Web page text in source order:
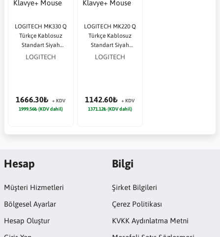
LOGITECH MK330 Q
Türkçe Kablosuz
Standart Siyah
Klavye+ Mouse
LOGITECH
1666.30₺
+ KDV
1999.56₺ (KDV dahil)
LOGITECH MK220 Q
Türkçe Kablosuz
Standart Siyah
Klavye+ Mouse
LOGITECH
1142.60₺
+ KDV
1371.12₺ (KDV dahil)
Hesap
Müşteri Hizmetleri
Bölgesel Ayarlar
Hesap Oluştur
Bilgi
Şirket Bilgileri
Çerez Politikası
KVKK Aydınlatma Metni